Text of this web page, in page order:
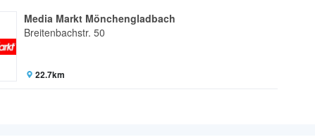
Media Markt Mönchengladbach
Breitenbachstr. 50
22.7km